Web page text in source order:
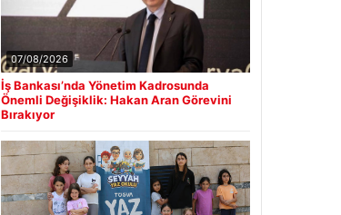
07/08/2026
İş Bankası’nda Yönetim Kadrosunda
Önemli Değişiklik: Hakan Aran Görevini
Bırakıyor